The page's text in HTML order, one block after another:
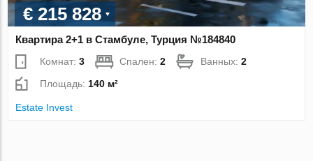
€ 215 828
Квартира 2+1 в Стамбуле, Турция №184840
Комнат:3 Спален:2 Ванных:2
Площадь: 140 м²
Estate Invest